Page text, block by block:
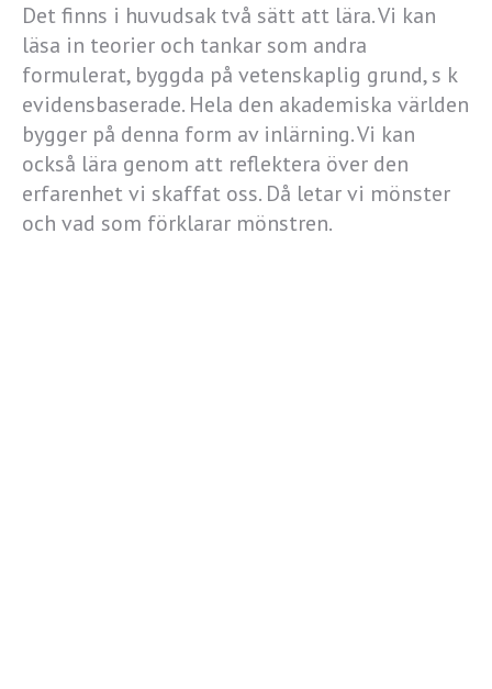
Det finns i huvudsak två sätt att lära. Vi kan
läsa in teorier och tankar som andra
formulerat, byggda på vetenskaplig grund, s k
evidensbaserade. Hela den akademiska världen
bygger på denna form av inlärning. Vi kan
också lära genom att reflektera över den
erfarenhet vi skaffat oss. Då letar vi mönster
och vad som förklarar mönstren.